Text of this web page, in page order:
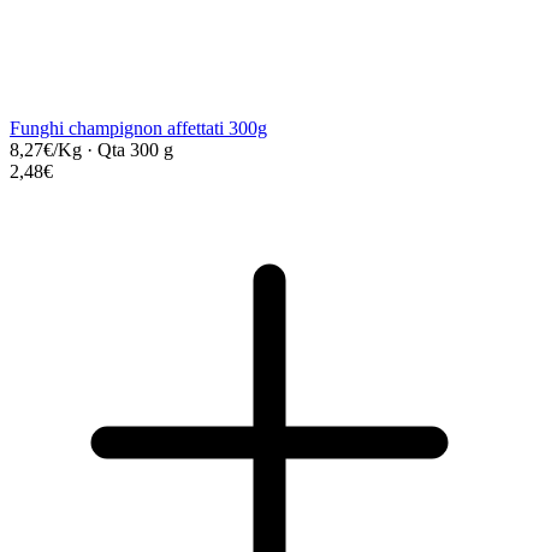
Funghi champignon affettati 300g
8,27€/Kg · Qta 300 g
2,48€